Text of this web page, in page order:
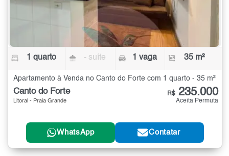
1 quarto - suíte 1 vaga 35 m²
Apartamento à Venda no Canto do Forte com 1 quarto - 35 m²
Canto do Forte
Litoral - Praia Grande
R$ 235.000
Aceita Permuta
WhatsApp Contatar